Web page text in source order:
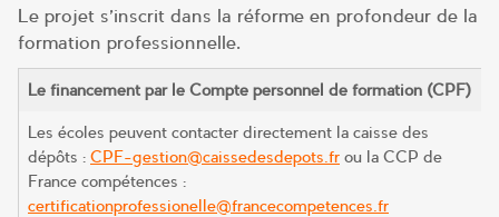
Le projet s’inscrit dans la réforme en profondeur de la
formation professionnelle.
Le financement par le Compte personnel de formation (CPF)
Les écoles peuvent contacter directement la caisse des
dépôts : CPF-gestion@caissedesdepots.fr ou la CCP de
France compétences :
certificationprofessionelle@francecompetences.fr